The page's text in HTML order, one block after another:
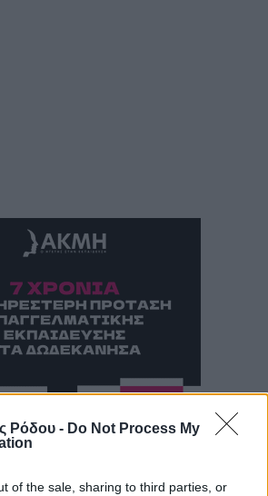
Ρόδου - Do Not Process My
of the sale, sharing to third parties, or